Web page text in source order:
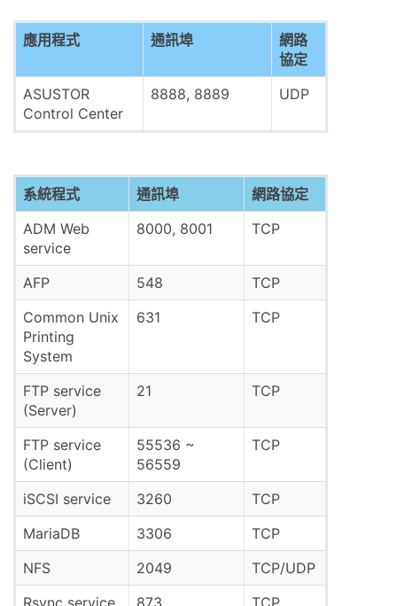
應用程式 通訊埠
網路
協定
ASUSTOR
Control Center
8888, 8889 UDP
系統程式 通訊埠
網路協定
ADM Web
service
8000, 8001 TCP
AFP 548
TCP
Common Unix
Printing
System
631 TCP
FTP service
(Server)
21 TCP
FTP service
(Client)
55536 ~
56559
TCP
iSCSI service 3260
TCP
MariaDB
3306
TCP
NFS
2049
TCP/UDP